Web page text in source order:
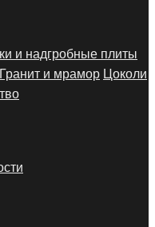
и надгробные плиты
Гранит и мрамор Цоколи